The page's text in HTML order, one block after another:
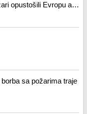
opustošili Evropu a
sa požarima traje